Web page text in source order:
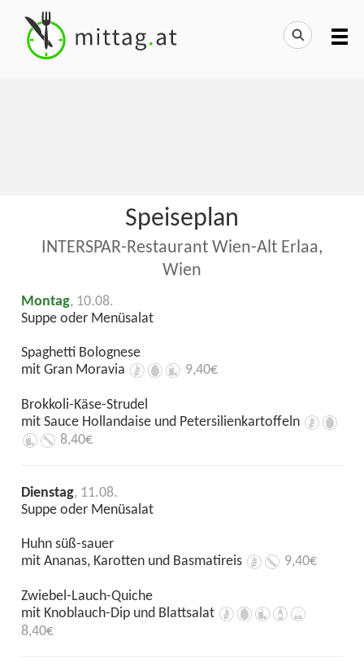
Speiseplan
INTERSPAR-Restaurant Wien-Alt Erlaa,
Wien
Montag, 10.08.
Suppe oder Menüsalat
Spaghetti Bolognese
mit Gran Moravia
9,40€
Brokkoli-Käse-Strudel
mit Sauce Hollandaise und Petersilienkartoffeln
8,40€
Dienstag, 11.08.
Suppe oder Menüsalat
Huhn süß-sauer
mit Ananas, Karotten und Basmatireis
9,40€
Zwiebel-Lauch-Quiche
mit Knoblauch-Dip und Blattsalat
8,40€